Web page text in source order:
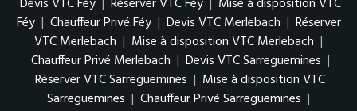
Féy | Chauffeur Privé Féy | Devis VTC Merlebach | Réserver
VTC Merlebach | Mise à disposition VTC Merlebach |
Chauffeur Privé Merlebach | Devis VTC Sarreguemines |
Réserver VTC Sarreguemines | Mise à disposition VTC
Sarreguemines | Chauffeur Privé Sarreguemines |